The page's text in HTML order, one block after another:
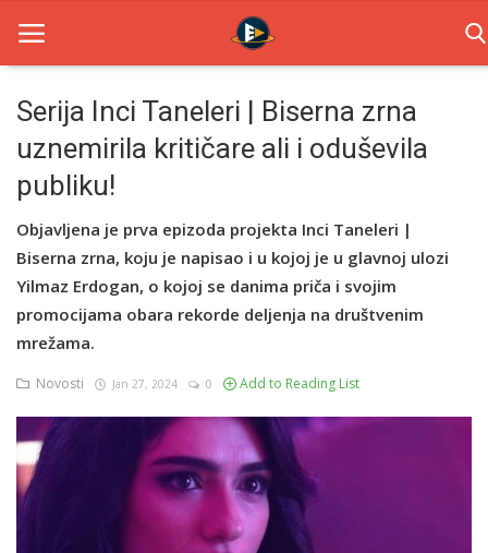
Home
Novosti
TV Serije
Filmovi
Glumci
Contact
Login
Register
Serija Inci Taneleri | Biserna zrna
uznemirila kritičare ali i oduševila
publiku!
Objavljena je prva epizoda projekta Inci Taneleri |
Biserna zrna, koju je napisao i u kojoj je u glavnoj ulozi
Yilmaz Erdogan, o kojoj se danima priča i svojim
promocijama obara rekorde deljenja na društvenim
mrežama.
Novosti Jan 27, 2024 0 Add to Reading List